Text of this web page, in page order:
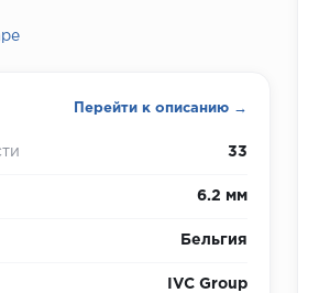
Перейти к описанию →
33
6.2 мм
Бельгия
IVC Group